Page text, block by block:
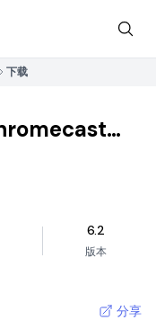
下载
6.2
版本
分享